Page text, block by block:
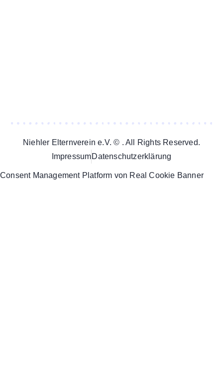
Niehler Elternverein e.V. © . All Rights Reserved.
ImpressumDatenschutzerklärung
Consent Management Platform von Real Cookie Banner